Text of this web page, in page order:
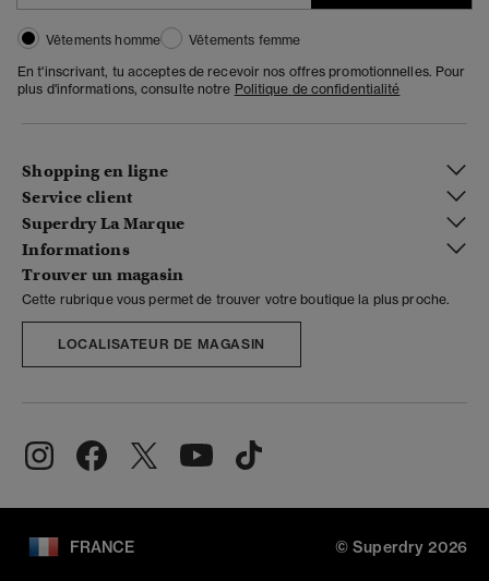
Vêtements homme
Vêtements femme
En t'inscrivant, tu acceptes de recevoir nos offres promotionnelles. Pour
plus d'informations, consulte notre Politique de confidentialité
Shopping en ligne
Service client
Superdry La Marque
Informations
Trouver un magasin
Cette rubrique vous permet de trouver votre boutique la plus proche.
LOCALISATEUR DE MAGASIN
FRANCE © Superdry 2026